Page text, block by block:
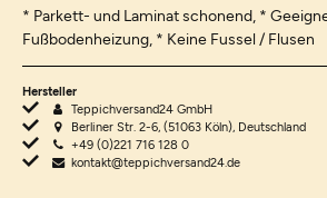
* Parkett- und Laminat schonend, *
Fußbodenheizung, * Keine Fussel / Flusen
Hersteller
Teppichversand24 GmbH
Berliner Str. 2-6, (51063 Köln), Deutschland
+49 (0)221 716 128 0
kontakt@teppichversand24.de